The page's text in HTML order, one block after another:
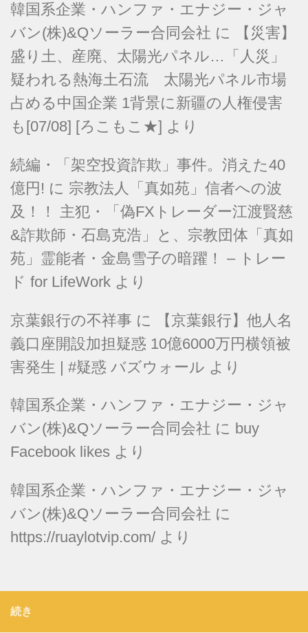
韓国系企業・ハンファ・エナジー・ジャ
バン(株)&Qソーラー合同会社 に
【災害】
盛り土、産廃、太陽光パネル…「人災」
疑われる熱海土石流 太陽光パネル市場
占める中国企業 1背景に新疆の人権侵害
も[07/08] [ろこもこ★] より
続編・「架空投資詐欺」事件。消えた40
億円! に 宗教法人「真如苑」信者への波
及！！ 主犯・「偽FXトレーダー江渡賢慈
&詐欺師・石島克浩」と、宗教団体「真如
苑」霊能者・金島雪子の暗躍！ – トレー
ド for LifeWork より
京葉銀行の不祥事 に
【京葉銀行】他人名
義口座開設加担疑惑 10億6000万円横領被
害発生 | #疑惑 バズウォール より
韓国系企業・ハンファ・エナジー・ジャ
バン(株)&Qソーラー合同会社 に buy
Facebook likes より
韓国系企業・ハンファ・エナジー・ジャ
バン(株)&Qソーラー合同会社 に
https://ruaylotvip.com/ より
続き